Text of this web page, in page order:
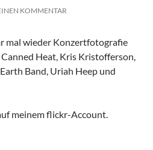
KOMMENTAR
mal wieder Konzertfotografie
Heat, Kris Kristofferson,
Band, Uriah Heep und
meinem flickr-Account.